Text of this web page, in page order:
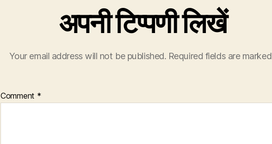
अपनी टिप्पणी लिखें
Your email address will not be published. Required fields are marked
Comment *